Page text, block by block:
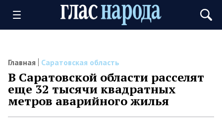
Главная Саратовская область
В Саратовской области расселят
еще 32 тысячи квадратных
метров аварийного жилья